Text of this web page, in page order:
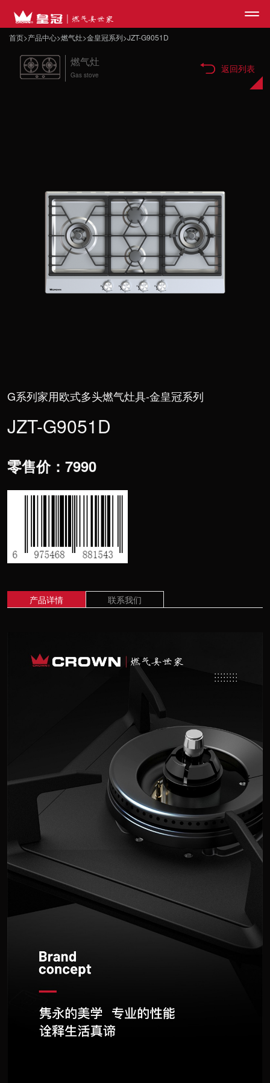
网站首页
媒体中心 >
合作咨询 >
服务支持 >
首页>产品中心>燃气灶>金皇冠系列>JZT-G9051D
燃气灶
Gas stove
返回列表
G系列家用欧式多头燃气灶具-金皇冠系列
JZT-G9051D
零售价：7990
产品详情 联系我们